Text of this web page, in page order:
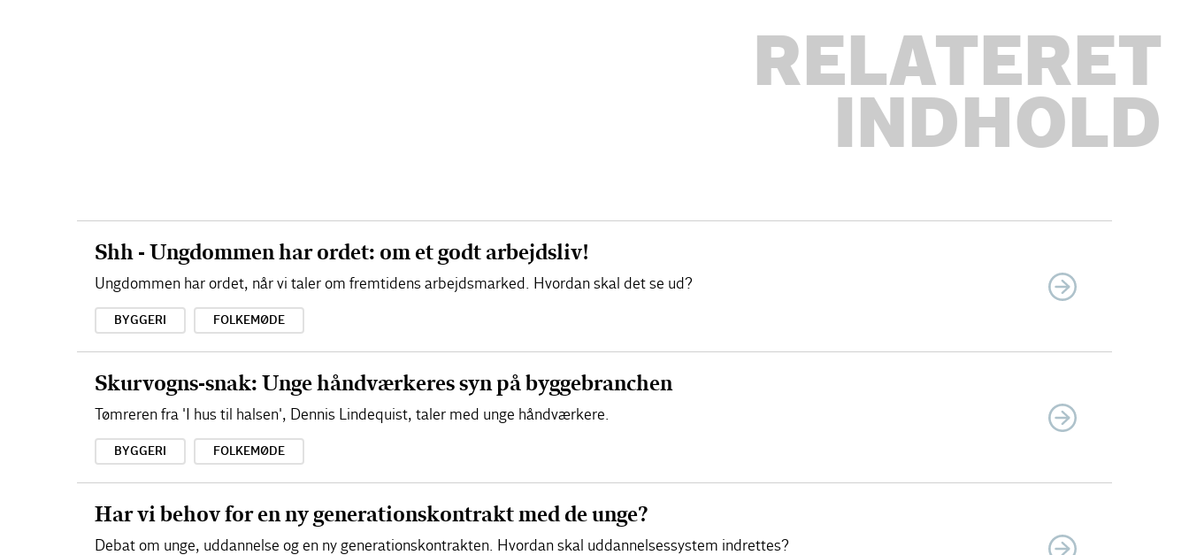
RELATERET
INDHOLD
Shh - Ungdommen har ordet: om et godt arbejdsliv!
Ungdommen har ordet, når vi taler om fremtidens arbejdsmarked. Hvordan skal det se ud?
BYGGERI FOLKEMØDE
Skurvogns-snak: Unge håndværkeres syn på byggebranchen
Tømreren fra 'I hus til halsen', Dennis Lindequist, taler med unge håndværkere.
BYGGERI FOLKEMØDE
Har vi behov for en ny generationskontrakt med de unge?
Debat om unge, uddannelse og en ny generationskontrakten. Hvordan skal uddannelsessystem indrettes?